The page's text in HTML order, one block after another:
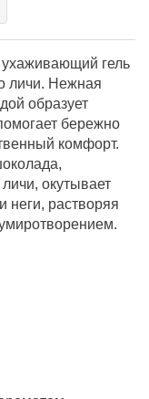
гель
личи. Нежная
образует
бережно
комфорт.
окутывает
неги, растворяя